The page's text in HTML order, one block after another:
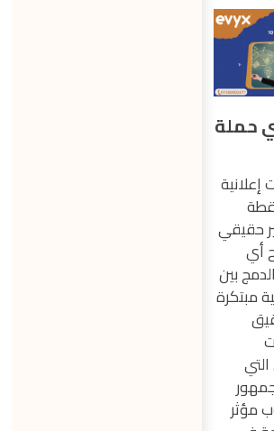
حملة
حقيقي
أي
بين
مبتكرة
مؤثر